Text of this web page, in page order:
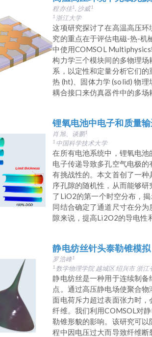
程亦佳1, 沙威1
1 浙江大学
这项研究探讨了在高温高压
究的重点在于评估电磁-热-机
中使用COMSOL
构力学三个模块间的多物理
系，以定性和定量分析它们
热 (ht)、固体力学 (solid) 物
耦合接口来仿真器件中的多场
锂氧电池中电子和质量
肖旭、谈鹏1
1 中国科学技术大学
在所有电池系统中，锂氧电
电子传递导致多孔空气电极
有挑战性的。本文首创了一
序孔隙的随机性，从而能够
了LiO2的第一个时空分布，
同结合确定了通道尺寸在分
隙来说，提高Li2O2的导电性
静电纺丝针头泰勒锥模拟
罗浩峰1
1 数学物理学院 越城区 绍兴市 浙江
静电纺丝是一种用于连续制
点。通过高压静电场使聚合
面电荷斥力超过表面张力时
纤维。我们利用COMSOL对
勒锥形貌的影响。该研究可
程中因电压过大而导致纤维